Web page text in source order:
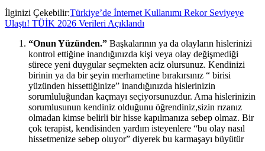
İlginizi Çekebilir:Türkiye’de İnternet Kullanımı Rekor Seviyeye
Ulaştı! TÜİK 2026 Verileri Açıklandı
“Onun Yüzünden.” Başkalarının ya da olayların hislerinizi
kontrol ettiğine inandığınızda kişi veya olay değişmediği
sürece yeni duygular seçmekten aciz olursunuz. Kendinizi
birinin ya da bir şeyin merhametine bırakırsınız “ birisi
yüzünden hissettiğinize” inandığınızda hislerinizin
sorumluluğundan kaçmayı seçiyorsunuzdur. Ama hislerinizin
sorumlusunun kendiniz olduğunu öğrendiniz,sizin rızanız
olmadan kimse belirli bir hisse kapılmanıza sebep olmaz. Bir
çok terapist, kendisinden yardım isteyenlere “bu olay nasıl
hissetmenize sebep oluyor” diyerek bu karmaşayı büyütür